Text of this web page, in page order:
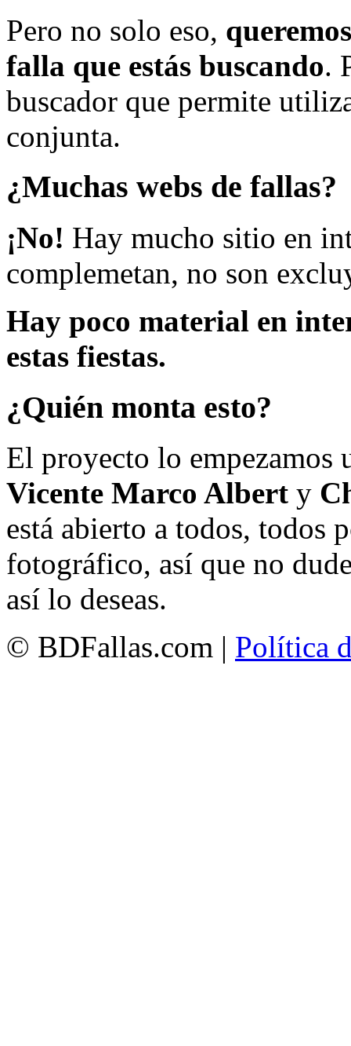
Pero no solo eso,
falla que estás buscando.
buscador que permite
conjunta.
¿Muchas webs de fallas?
¡No! Hay mucho sitio en
complemetan, no son
Hay poco material en
estas fiestas.
¿Quién monta esto?
El proyecto lo empezamos
Vicente Marco Albert y
está abierto a todos, todos
fotográfico, así que no
así lo deseas.
© BDFallas.com | Política